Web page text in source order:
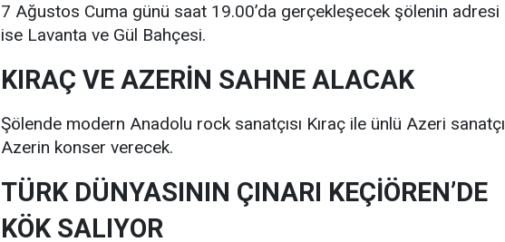
7 Ağustos Cuma günü saat 19.00’da gerçekleşecek şölenin adresi
ise Lavanta ve Gül Bahçesi.
KIRAÇ VE AZERİN SAHNE ALACAK
Şölende modern Anadolu rock sanatçısı Kıraç ile ünlü Azeri sanatçı
Azerin konser verecek.
TÜRK DÜNYASININ ÇINARI KEÇİÖREN’DE
KÖK SALIYOR